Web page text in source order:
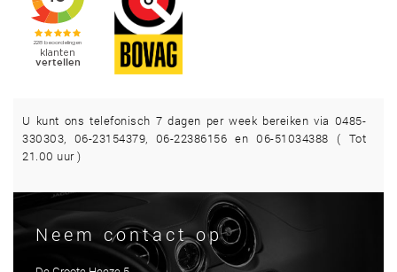
U kunt ons telefonisch 7 dagen per week bereiken via 0485-
330303, 06-23154379, 06-22386156 en 06-51034388 ( Tot
21.00 uur )
Neem contact op